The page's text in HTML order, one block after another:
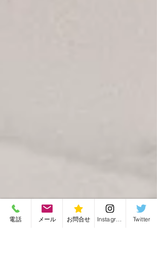
電話 メール お問合せ Twitter